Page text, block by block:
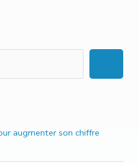
augmenter son chiffre